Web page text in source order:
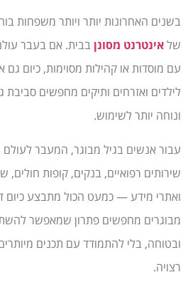
בשנים האחרונות יותר ויותר משפחות
שלאינטרנט מסונן בבית. אם בעבר
עם מוסדות או קהילות מסוימות, כיום גם
לילדים ואזרחים ותיקים מחפשים
ונוחה יותר לשימוש.
עבור אנשים בגיל מבוגר, המעבר לעולם
שירותים רפואיים, בנקים, קופות
ואתרי מידע — כמעט הכול מתבצע כיום
מבוגרים מחפשים פתרון שמאפשר
ובטוחה, בלי להתמודד עם תכנים
רצויה.